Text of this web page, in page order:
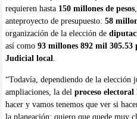
requieren hasta 150 millones de pesos
anteproyecto de presupuesto: 58
organización de la elección de
así como 93 millones 892 mil 305.53
Judicial local
“Todavía, dependiendo de la
ampliaciones, la del proceso electoral
hacer y vamos tenemos que ver si
la planeación; quiero que quede muy